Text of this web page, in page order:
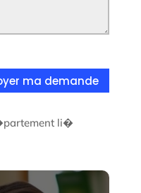
ma demande
li�